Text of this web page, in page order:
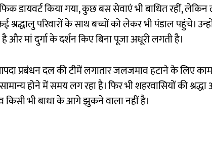
डायवर्ट किया गया, कुछ बस सेवाएं भी बाधित रहीं, लेकिन
श्रद्धालु परिवारों के साथ बच्चों को लेकर भी पंडाल पहुंचे।
और मां दुर्गा के दर्शन किए बिना पूजा अधूरी लगती है।
प्रबंधन दल की टीमें लगातार जलजमाव हटाने के लिए
होने में समय लग रहा है। फिर भी शहरवासियों की
किसी भी बाधा के आगे झुकने वाला नहीं है।